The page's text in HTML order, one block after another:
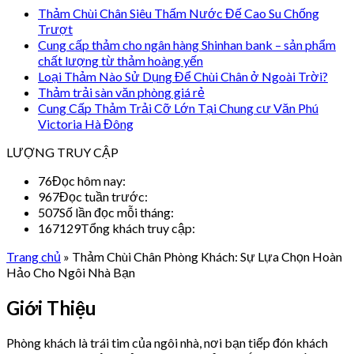
Thảm Chùi Chân Siêu Thấm Nước Đế Cao Su Chống
Trượt
Cung cấp thảm cho ngân hàng Shinhan bank – sản phẩm
chất lượng từ thảm hoàng yến
Loại Thảm Nào Sử Dụng Để Chùi Chân ở Ngoài Trời?
Thảm trải sàn văn phòng giá rẻ
Cung Cấp Thảm Trải Cỡ Lớn Tại Chung cư Văn Phú
Victoria Hà Đông
LƯỢNG TRUY CẬP
76Đọc hôm nay:
967Đọc tuần trước:
507Số lần đọc mỗi tháng:
167129Tổng khách truy cập:
Trang chủ » Thảm Chùi Chân Phòng Khách: Sự Lựa Chọn Hoàn
Hảo Cho Ngôi Nhà Bạn
Giới Thiệu
Phòng khách là trái tim của ngôi nhà, nơi bạn tiếp đón khách